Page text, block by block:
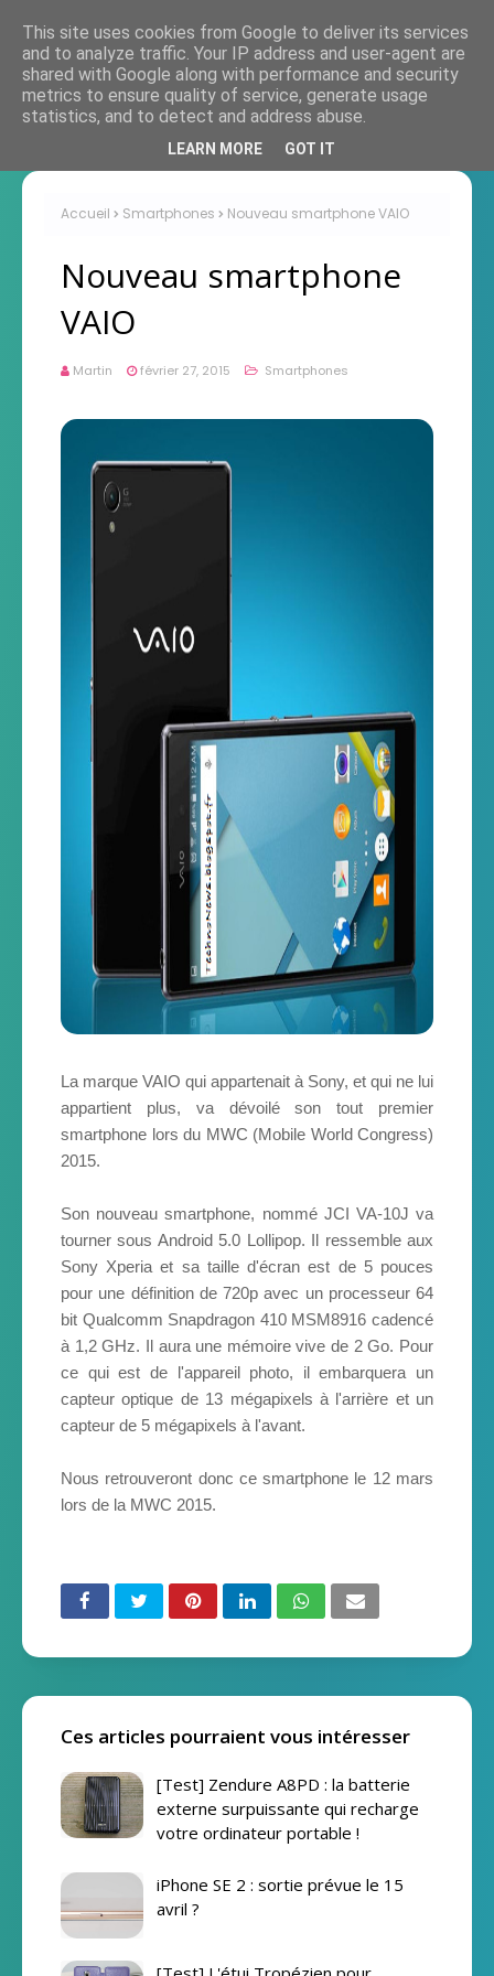
Accueil Smartphones Nouveau smartphone VAIO
Nouveau smartphone
VAIO
Martin février 27, 2015 Smartphones
La marque VAIO qui appartenait à Sony, et qui ne lui
appartient plus, va dévoilé son tout premier
smartphone lors du MWC (Mobile World Congress)
2015.
Son nouveau smartphone, nommé JCI VA-10J va
tourner sous Android 5.0 Lollipop. Il ressemble aux
Sony Xperia et sa taille d'écran est de 5 pouces
pour une définition de 720p avec un processeur 64
bit Qualcomm Snapdragon 410 MSM8916 cadencé
à 1,2 GHz. Il aura une mémoire vive de 2 Go. Pour
ce qui est de l'appareil photo, il embarquera un
capteur optique de 13 mégapixels à l'arrière et un
capteur de 5 mégapixels à l'avant.
Nous retrouveront donc ce smartphone le 12 mars
lors de la MWC 2015.
Ces articles pourraient vous intéresser
[Test] Zendure A8PD : la batterie
externe surpuissante qui recharge
votre ordinateur portable !
iPhone SE 2 : sortie prévue le 15
avril ?
This site uses cookies from Google to deliver its services
and to analyze traffic. Your IP address and user-agent are
shared with Google along with performance and security
metrics to ensure quality of service, generate usage
statistics, and to detect and address abuse.
LEARN MORE GOT IT